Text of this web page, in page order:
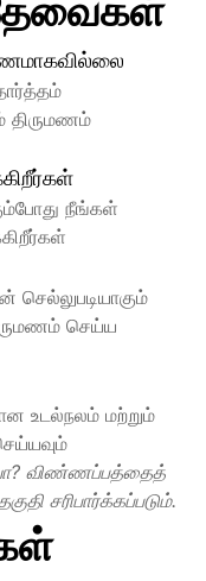
திருமணம்
நீங்கள்
செய்ய
உடல்நலம் மற்றும்
விண்ணப்பத்தைத்
சரிபார்க்கப்படும்.